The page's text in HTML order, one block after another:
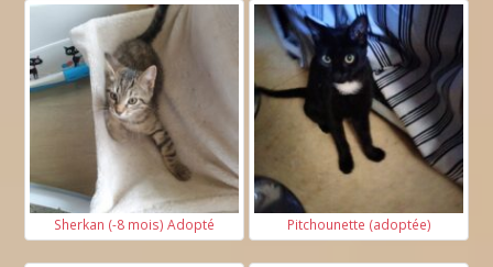
Sherkan (-8 mois) Adopté Pitchounette (adoptée)